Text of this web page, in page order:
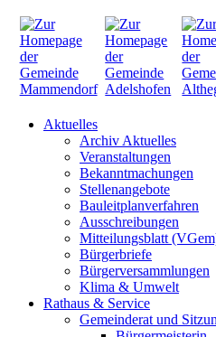
Aktuelles
Archiv Aktuelles
Veranstaltungen
Bekanntmachungen
Stellenangebote
Bauleitplanverfahren
Ausschreibungen
Mitteilungsblatt
Bürgerbriefe
Bürgerversammlungen
Klima & Umwelt
Rathaus & Service
Gemeinderat und